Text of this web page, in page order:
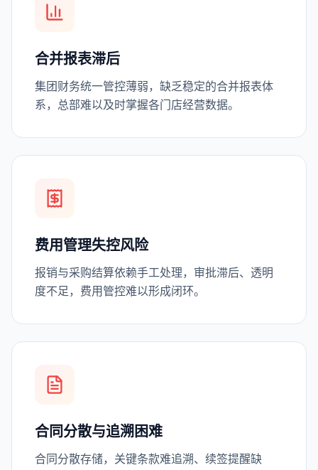
合并报表滞后
集团财务统一管控薄弱，缺乏稳定的合并报表体
系，总部难以及时掌握各门店经营数据。
费用管理失控风险
报销与采购结算依赖手工处理，审批滞后、透明
度不足，费用管控难以形成闭环。
合同分散与追溯困难
合同分散存储，关键条款难追溯、续签提醒缺